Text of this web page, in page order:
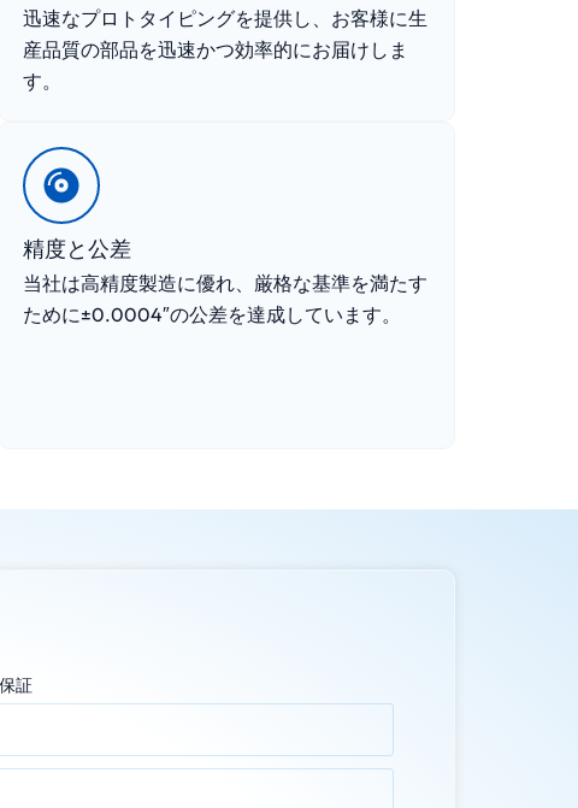
迅速なプロトタイピングを提供し、お客様に生
産品質の部品を迅速かつ効率的にお届けしま
す。
精度と公差
当社は高精度製造に優れ、厳格な基準を満たす
ために±0.0004″の公差を達成しています。
証